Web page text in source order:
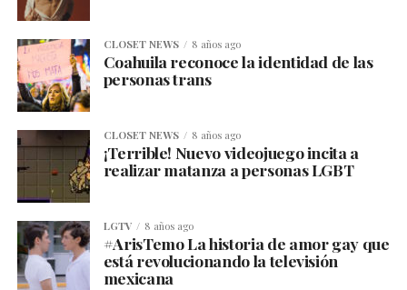
CLOSET NEWS 8 años ago
Coahuila reconoce la identidad de las
personas trans
CLOSET NEWS 8 años ago
¡Terrible! Nuevo videojuego incita a
realizar matanza a personas LGBT
LGTV 8 años ago
#ArisTemo La historia de amor gay que
está revolucionando la televisión
mexicana